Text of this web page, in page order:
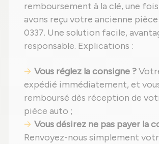
remboursement à la clé, une
avons reçu votre ancienne
0337. Une solution facile,
responsable. Explications :
Vous réglez la consigne ?
expédié immédiatement, et
remboursé dès réception de
pièce auto ;
Vous désirez ne pas payer la
Renvoyez-nous simplement